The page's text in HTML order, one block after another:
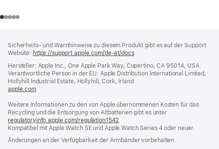
Sicherheits- und Warnhinweise zu diesem Produkt gibt es auf der Support
Website: https://support.apple.com/de-at/docs(öffnet
neues
Fenster)
Hersteller: Apple Inc., One Apple Park Way, Cupertino, CA 95014, USA.
Verantwortliche Person in der EU: Apple Distribution International Limited,
Hollyhill Industrial Estate, Hollyhill, Cork, Irland
apple.com(öffnet
neues
Fenster)
Weitere Informationen zu den von Apple übernommenen Kosten für das
Recycling und die Entsorgung von Altbatterien gibt es unter
regulatoryinfo.apple.com/regulation1542
ein
neues
Fenster)
Kompatibel mit Apple Watch SE und Apple Watch Series 4 oder neuer.
Änderungen an der Verfügbarkeit der Armbänder vorbehalten.